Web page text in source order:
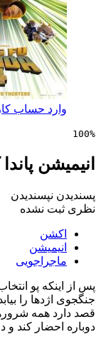
حساب کاربری خود
پاندا کونگ
نشده
پو انتخاب شد تا
را بیابد و
شرورهای اصلی
کند و دوباره به